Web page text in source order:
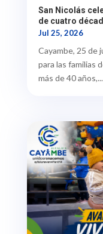
San Nicolás
de cuatro
Jul 25, 2026
Cayambe, 25 de
para las familias
más de 40 años,...